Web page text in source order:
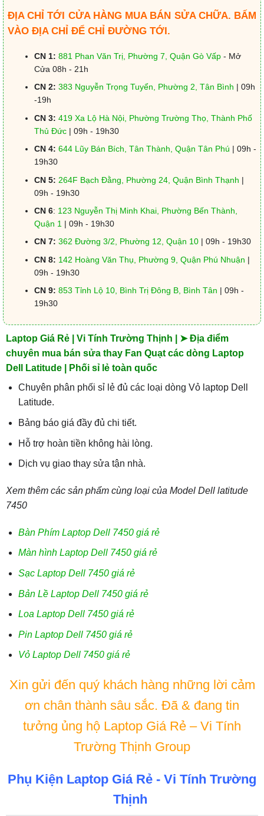
ĐỊA CHỈ TỚI CỬA HÀNG MUA BÁN SỬA CHỮA. BẤM
VÀO ĐỊA CHỈ ĐỂ CHỈ ĐƯỜNG TỚI.
CN 1: 881 Phan Văn Trị, Phường 7, Quận Gò Vấp- Mở
Cửa 08h - 21h
CN 2: 383 Nguyễn Trọng Tuyển, Phường 2, Tân Bình | 09h
-19h
CN 3: 419 Xa Lộ Hà Nội, Phường Trường Thọ, Thành Phố
Thủ Đức| 09h - 19h30
CN 4: 644 Lũy Bán Bích, Tân Thành, Quận Tân Phú | 09h -
19h30
CN 5: 264F Bạch Đằng, Phường 24, Quận Bình Thạnh |
09h - 19h30
CN 6: 123 Nguyễn Thị Minh Khai, Phường Bến Thành,
Quận 1 | 09h - 19h30
CN 7: 362 Đường 3/2, Phường 12, Quận 10| 09h - 19h30
CN 8: 142 Hoàng Văn Thụ, Phường 9, Quận Phú Nhuận |
09h - 19h30
CN 9: 853 Tỉnh Lộ 10, Bình Trị Đông B, Bình Tân | 09h -
19h30
Laptop Giá Rẻ | Vi Tính Trường Thịnh | ➤ Địa điểm
chuyên mua bán sửa thay Fan Quạt các dòng Laptop
Dell Latitude | Phối sỉ lẻ toàn quốc
Chuyên phân phối sỉ lẻ đủ các loại dòng Vỏ laptop Dell
Latitude.
Bảng báo giá đầy đủ chi tiết.
Hỗ trợ hoàn tiền không hài lòng.
Dịch vụ giao thay sửa tận nhà.
Xem thêm các sản phẩm cùng loại của Model Dell latitude
7450
Bàn Phím Laptop Dell 7450 giá rẻ
Màn hình Laptop Dell 7450 giá rẻ
Sạc Laptop Dell 7450 giá rẻ
Bản Lề Laptop Dell 7450 giá rẻ
Loa Laptop Dell 7450 giá rẻ
Pin Laptop Dell 7450 giá rẻ
Vỏ Laptop Dell 7450 giá rẻ
Xin gửi đến quý khách hàng những lời cảm
ơn chân thành sâu sắc. Đã & đang tin
tưởng ủng hộ Laptop Giá Rẻ – Vi Tính
Trường Thịnh Group
Phụ Kiện Laptop Giá Rẻ - Vi Tính Trường
Thịnh